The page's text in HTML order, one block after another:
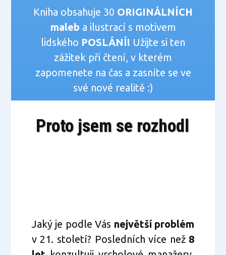
Kniha obsahuje 30 ORIGINÁLNÍCH
maleb a ilustrací s motivem
lidského POSLÁNÍ! Užijte si ten
zážitek při čtení, v kterém
zapomenete na čas a zasníte se ve
své nové realitě :)
Proto jsem se rozhodl
Jaký je podle Vás největší problém
v 21. století? Posledních více než 8